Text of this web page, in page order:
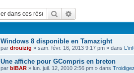
Rechercher
Windows 8 disponible en Tamazight
par drouizig » sam. févr. 16, 2013 9:17 pm » dans
Une affiche pour GCompris en breton
par bIBAR » lun. juil. 12, 2010 2:56 pm » dans